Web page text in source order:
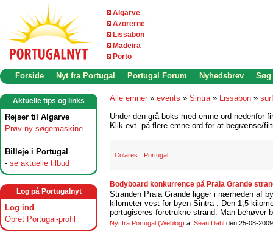
Algarve
Azorerne
Lissabon
Madeira
Porto
Forside Nyt fra Portugal Portugal Forum Nyhedsbrev Søg
Aktuelle tips og links
Rejser til Algarve
Prøv ny søgemaskine
Billeje i Portugal
- se aktuelle tilbud
Log på Portugalnyt
Log ind
Opret Portugal-profil
Alle emner » events » Sintra» Lissabon »
Under den grå boks med emne-ord nedenfor
Klik evt. på flere emne-ord for at begrænse/
Colares Portugal
Bodyboard konkurrence på Praia Grande
Stranden Praia Grande ligger i nærheden af
kilometer vest for byen Sintra . Den 1,5
portugiseres foretrukne strand. Man
Nyt fra Portugal (Weblog) af Sean Dahl den 25-08-2009